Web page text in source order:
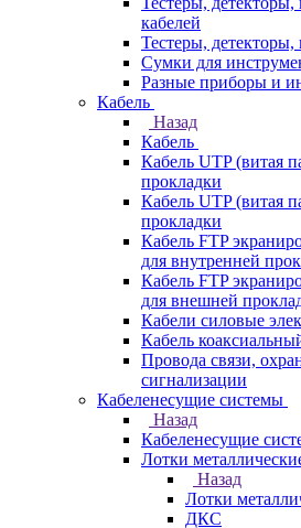
кабелей
Тестеры,
Сумки для
Разные приборы и
Кабель
Назад
Кабель
Кабель UTP (витая
прокладки
Кабель UTP (витая
прокладки
Кабель FTP
для внутренней
Кабель FTP
для внешней
Кабели силовые
Кабель
Провода связи,
сигнализации
Кабеленесущие системы
Назад
Кабеленесущие
Лотки
Назад
Лотки
ДКС